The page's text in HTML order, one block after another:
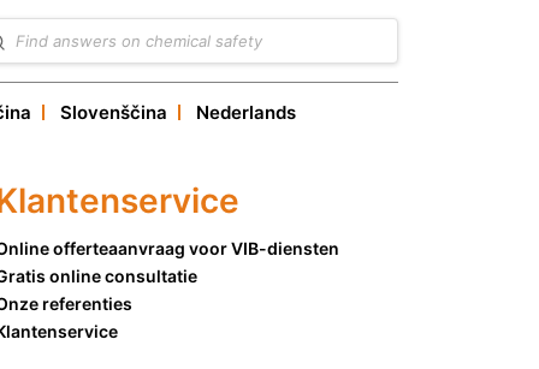
Slovenščina Nederlands
offerteaanvraag voor VIB-diensten
online consultatie
referenties